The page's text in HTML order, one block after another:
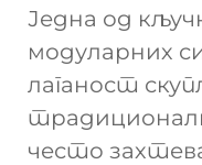
Једна од
модуларних
лаганост
често